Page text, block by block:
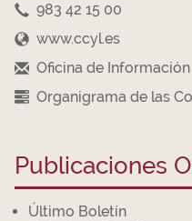
983 42 15 00
www.ccyl.es
Oficina de Información
Organigrama de las
Publicaciones
Último Boletín